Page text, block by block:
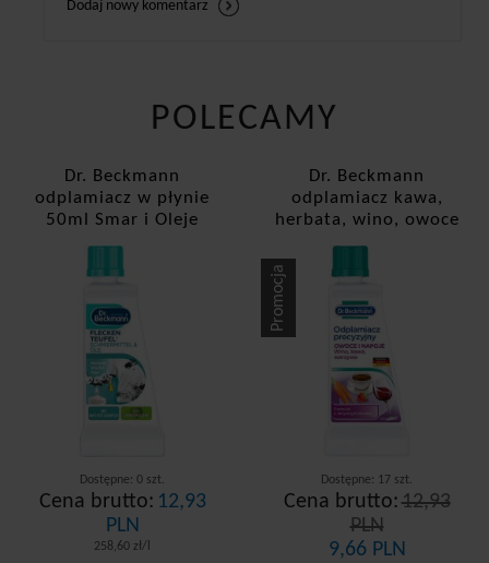
Dodaj nowy komentarz
POLECAMY
Dr. Beckmann
odplamiacz w płynie
50ml Smar i Oleje
Dostępne: 0 szt.
Cena brutto: 12,93
PLN
258,60 zł/l
Dr. Beckmann
odplamiacz kawa,
herbata, wino, owoce
50ml
Dostępne: 17 szt.
Cena brutto: 12,93
PLN
9,66 PLN
Promocja